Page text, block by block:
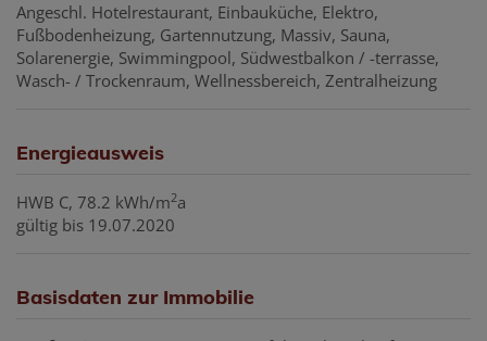
Angeschl. Hotelrestaurant Einbauküche Elektro
Fußbodenheizung Gartennutzung Massiv Sauna
Solarenergie Swimmingpool Südwestbalkon / -terrasse
Wasch- / Trockenraum Wellnessbereich Zentralheizung
Energieausweis
HWB C, 78.2 kWh/m2a
gültig bis 19.07.2020
Basisdaten zur Immobilie